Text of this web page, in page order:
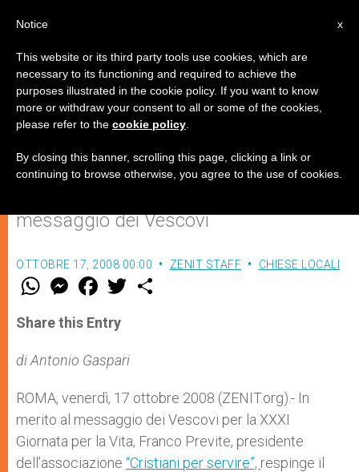
Anche nella sofferenza vive la
speranza per la vita
messaggio dei Vescovi
OTTOBRE 17, 2008 00:00 ZENIT STAFF CHIESE LOCALI
W
t
s
p
p
M
e
s
e
g
e
F
a
e
b
o
k
w
Share this Entry
di Antonio Gaspari
ROMA, venerdì, 17 ottobre 2008 (ZENIT.org).- In
merito al messaggio dei Vescovi per la XXXI
Giornata per la Vita, Franco Previte, presidente
dell’associazione “Cristiani per servire”, respinge il
x
Notice
This website or its third party tools use cookies, which are
necessary to its functioning and required to achieve the
purposes illustrated in the cookie policy. If you want to know
more or withdraw your consent to all or some of the cookies,
please refer to the cookie policy
By closing this banner, scrolling this page, clicking a link or
continuing to browse otherwise, you agree to the use of cookies.